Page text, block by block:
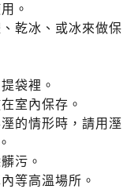
。
乾冰、或冰來做保
袋裡。
室內保存。
的情形時，請用溼
污。
等高溫場所。